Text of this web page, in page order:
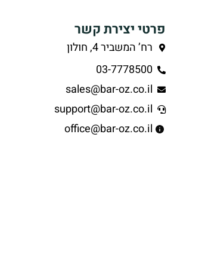
פרטי יצירת קשר
רח’ המשביר 4, חולון
03-7778500
sales@bar-oz.co.il
support@bar-oz.co.il
office@bar-oz.co.il